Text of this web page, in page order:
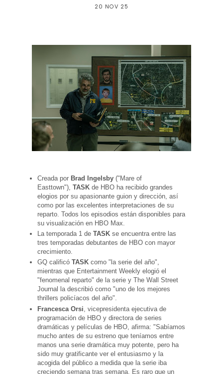
20 NOV 25
Creada por Brad Ingelsby("Mare of
Easttown"),TASKde HBO ha recibido grandes
elogios por su apasionante guion y dirección, así
como por las excelentes interpretaciones de su
reparto. Todos los episodios están disponibles para
su visualización en HBO Max.
La temporada 1 deTASKse encuentra entre las
tres temporadas debutantes de HBO con mayor
crecimiento.
GQ calificóTASKcomo "la serie del año",
mientras que Entertainment Weekly elogió el
"fenomenal reparto" de la serie y The Wall Street
Journal la describió como "uno de los mejores
thrillers policíacos del año".
Francesca Orsi , vicepresidenta ejecutiva de
programación de HBO y directora de series
dramáticas y películas de HBO, afirma: "Sabíamos
mucho antes de su estreno que teníamos entre
manos una serie dramática muy potente, pero ha
sido muy gratificante ver el entusiasmo y la
acogida del público a medida que la serie iba
creciendo semana tras semana. Es raro que un